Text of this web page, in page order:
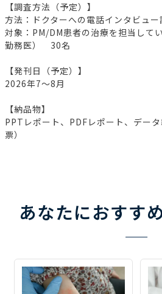
【調査方法（予定）】
方法：ドクターへの電話インタビュー
対象：PM/DM患者の治療を担当して
勤務医） 30名
【発刊日（予定）】
2026年7～8月
【納品物】
PPTレポート、PDFレポート、デー
票）
あなたにおすす